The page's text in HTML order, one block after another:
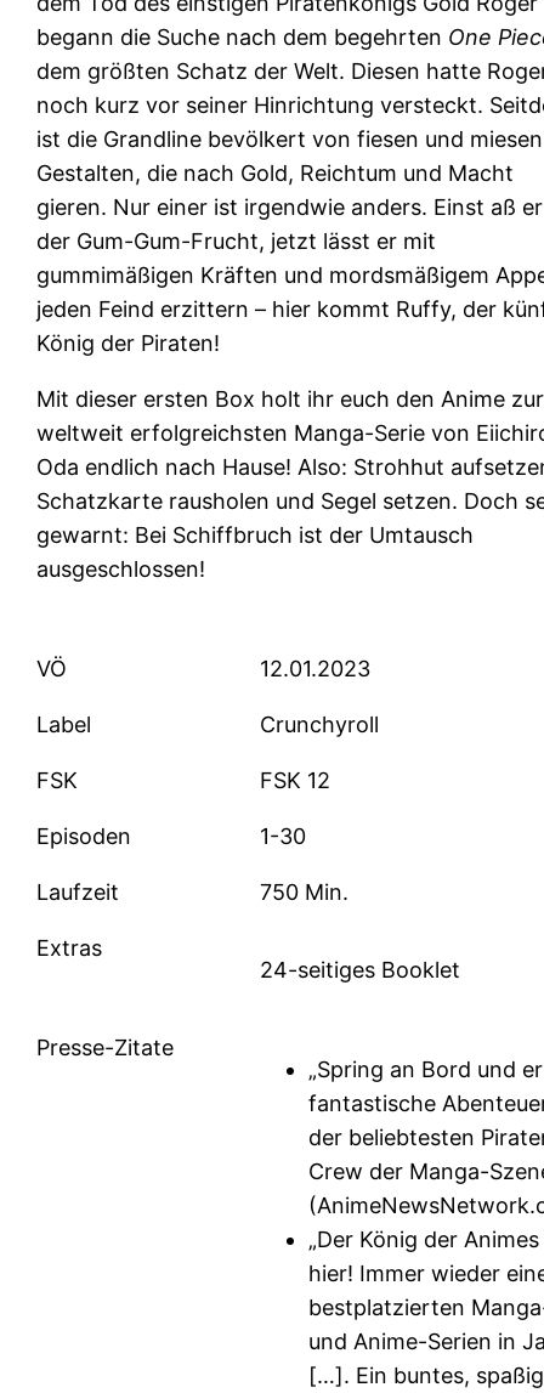
begann die Suche nach dem begehrten One
dem größten Schatz der Welt. Diesen hatte
noch kurz vor seiner Hinrichtung versteckt.
ist die Grandline bevölkert von fiesen und miesen
Gestalten, die nach Gold, Reichtum und Macht
gieren. Nur einer ist irgendwie anders. Einst aß
der Gum-Gum-Frucht, jetzt lässt er mit
gummimäßigen Kräften und mordsmäßigem
jeden Feind erzittern – hier kommt Ruffy, der
König der Piraten!
Mit dieser ersten Box holt ihr euch den Anime zur
weltweit erfolgreichsten Manga-Serie von
Oda endlich nach Hause! Also: Strohhut
Schatzkarte rausholen und Segel setzen. Doch
gewarnt: Bei Schiffbruch ist der Umtausch
ausgeschlossen!
VÖ 12.01.2023
Label Crunchyroll
FSK FSK 12
Episoden 1-30
Laufzeit 750 Min.
Extras
24-seitiges Booklet
Presse-Zitate
„Spring an Bord und
fantastische
der beliebtesten
Crew der Manga-
„Der König der
hier! Immer wieder
bestplatzierten
und Anime-Serien in
[…]. Ein buntes,